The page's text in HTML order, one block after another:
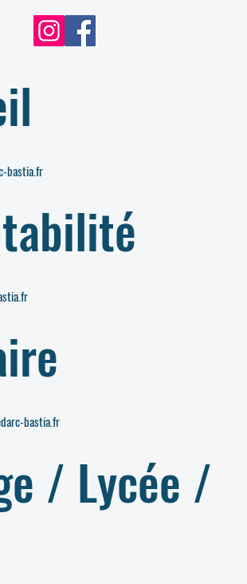
bastia.fr
bastia.fr
/ Lycée /